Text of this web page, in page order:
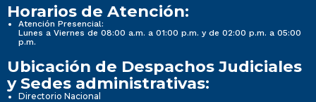
Horarios de Atención:
Atención Presencial:
Lunes a Viernes de 08:00 a.m. a 01:00 p.m. y de 02:00 p.m. a 05:00
p.m.
Ubicación de Despachos Judiciales
y Sedes administrativas:
Directorio Nacional